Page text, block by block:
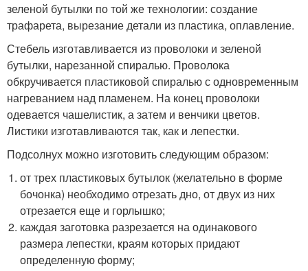
зеленой бутылки по той же технологии: создание
трафарета, вырезание детали из пластика, оплавление.
Стебель изготавливается из проволоки и зеленой
бутылки, нарезанной спиралью. Проволока
обкручивается пластиковой спиралью с одновременным
нагреванием над пламенем. На конец проволоки
одевается чашелистик, а затем и венчики цветов.
Листики изготавливаются так, как и лепестки.
Подсолнух можно изготовить следующим образом:
от трех пластиковых бутылок (желательно в форме
бочонка) необходимо отрезать дно, от двух из них
отрезается еще и горлышко;
каждая заготовка разрезается на одинакового
размера лепестки, краям которых придают
определенную форму;